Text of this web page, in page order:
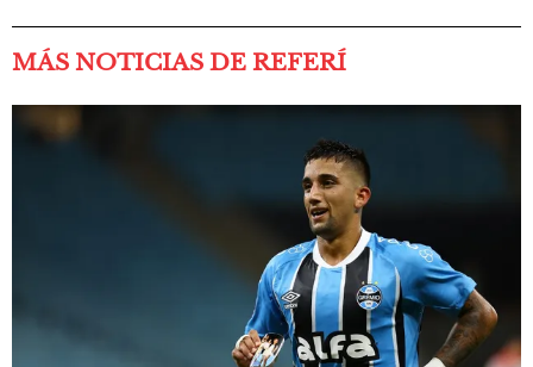
MÁS NOTICIAS DE REFERÍ